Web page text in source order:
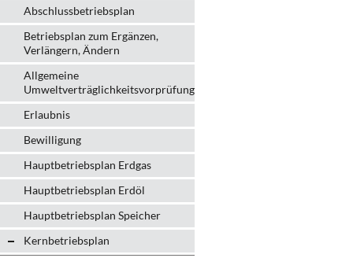
Abschlussbetriebsplan
Betriebsplan zum Ergänzen,
Verlängern, Ändern
Allgemeine
Umweltverträglichkeitsvorprüfung
Erlaubnis
Bewilligung
Hauptbetriebsplan Erdgas
Hauptbetriebsplan Erdöl
Hauptbetriebsplan Speicher
Kernbetriebsplan